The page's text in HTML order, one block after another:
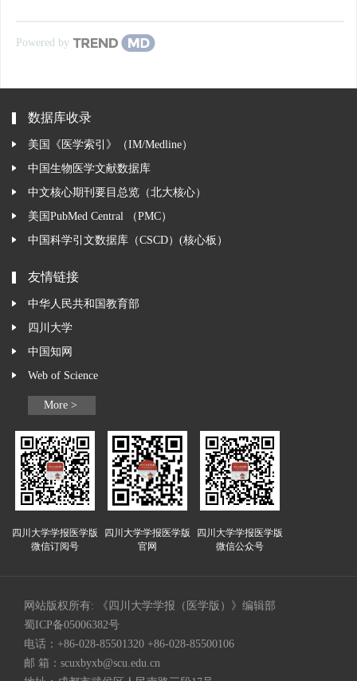
Powered by
数据库收录
美国《医学索引》（IM/Medline）
中国生物医学文献数据库
中文核心期刊要目总览（北大核心）
美国PubMed Central （PMC）
中国科学引文数据库（CSCD）(核心板）
友情链接
中华人民共和国教育部
四川大学
中国知网
Web of Science
More >
四川大学学报医学版
微信订阅号
四川大学学报医学版
官网
四川大学学报医学版
微信公众号
网站版权所有: 《四川大学学报（医学版）》编辑部
蜀ICP备05006382号
电话：+86-028-85501320 +86-028-85500106
邮 箱： scuxbyxb@scu.edu.cn